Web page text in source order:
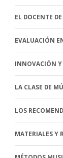
EL DOCENTE
EVALUACIÓN
INNOVACIÓN Y
LA CLASE DE
LOS
MATERIALES Y